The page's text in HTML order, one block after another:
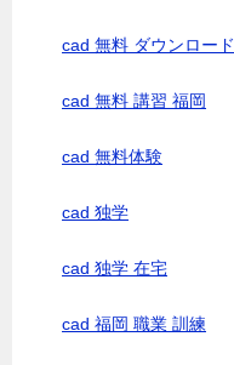
cad 無料 ダウンロード
cad 無料 講習 福岡
cad 無料体験
cad 独学
cad 独学 在宅
cad 福岡 職業 訓練